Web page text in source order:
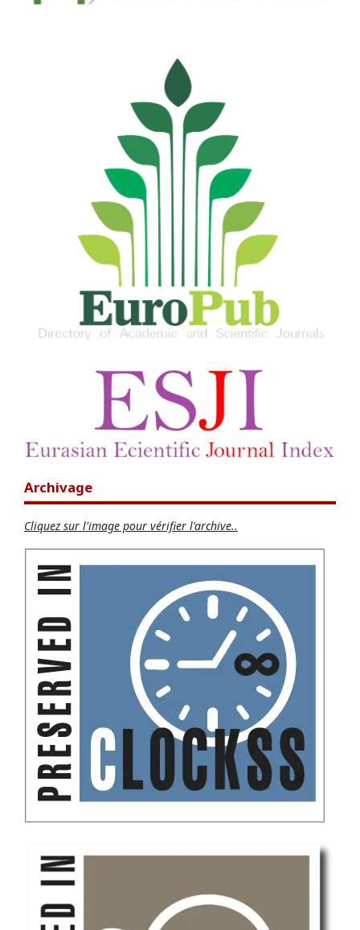
Archivage
Cliquez sur l'image pour vérifier l'archive..